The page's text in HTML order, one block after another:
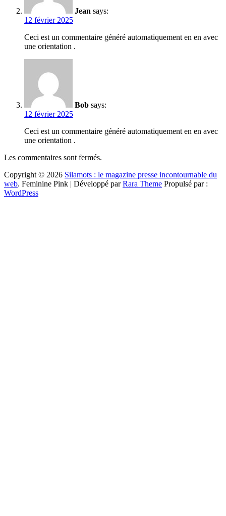
Jean says:
12 février 2025
Ceci est un commentaire généré automatiquement en en avec
une orientation .
Bob says:
12 février 2025
Ceci est un commentaire généré automatiquement en en avec
une orientation .
Les commentaires sont fermés.
Copyright © 2026 Silamots : le magazine presse incontournable du
web. Feminine Pink | Développé parRara Theme Propulsé par :
WordPress